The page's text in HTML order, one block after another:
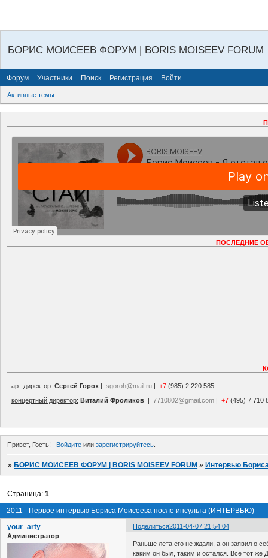
БОРИС МОИСЕЕВ ФОРУМ | BORIS MOISEEV FORUM
Форум Участники Поиск Регистрация Войти
Активные темы
ПОСЛЕДНИЕ
арт директор: Сергей Горох | sgoroh@mail.ru | +7 (985) 2 220 585
концертный директор: Виталий Фроликов | 7710802@gmail.com | +7 (495) 7 710
Привет, Гость! Войдитеили зарегистрируйтесь.
»БОРИС МОИСЕЕВ ФОРУМ | BORIS MOISEEV FORUM »Интервью
2011 - Первое интервью Бориса Моисеева после инсульта (ИНТЕРВЬЮ)
Страница:1
Поделиться2011-04-07 21:54:04
your_arty
Администратор
Раньше лета его не ждали, а он заявил о
каким он был, таким и остался. Все тот же